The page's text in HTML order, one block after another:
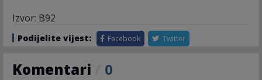
Izvor: B92
Podijelite vijest: Facebook Twitter
Komentari 0